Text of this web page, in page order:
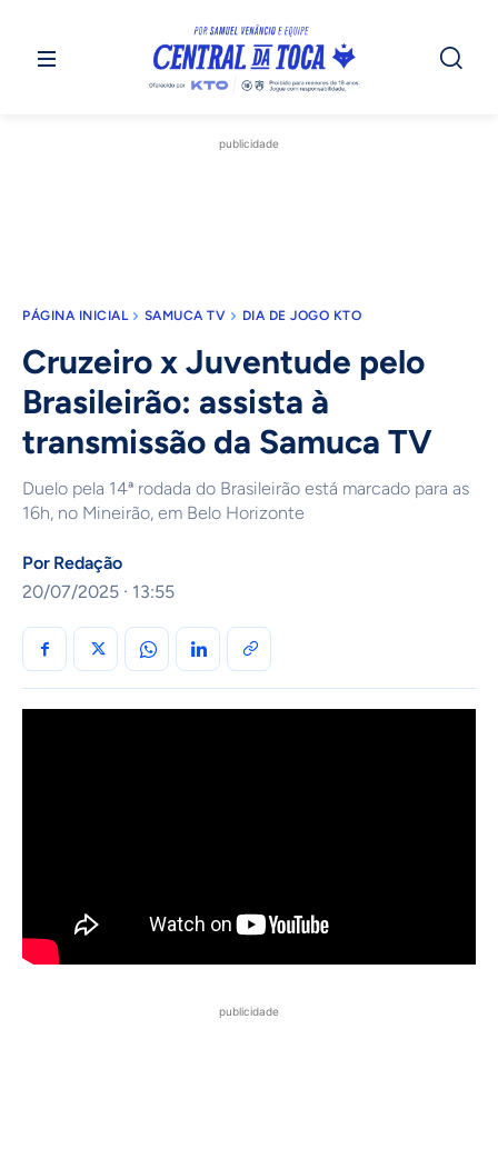
publicidade
PÁGINA INICIAL SAMUCA TV DIA DE JOGO KTO
Cruzeiro x Juventude pelo
Brasileirão: assista à
transmissão da Samuca TV
Duelo pela 14ª rodada do Brasileirão está marcado para as
16h, no Mineirão, em Belo Horizonte
Por Redação
20/07/2025 · 13:55
publicidade